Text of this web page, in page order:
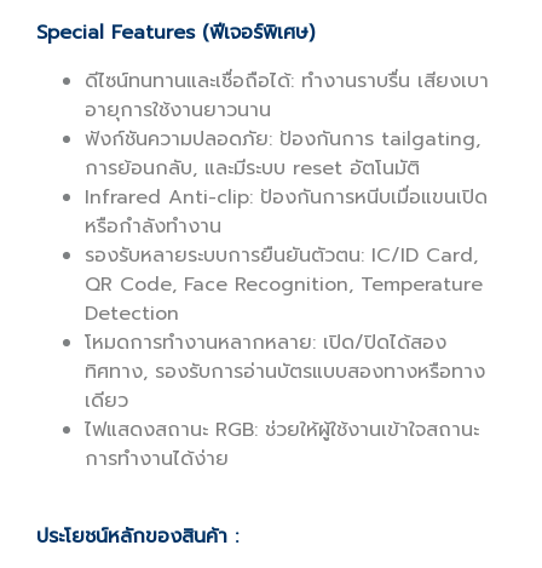
Special Features (ฟีเจอร์พิเศษ)
ดีไซน์ทนทานและเชื่อถือได้: ทำงานราบรื่น เสียงเบา
อายุการใช้งานยาวนาน
ฟังก์ชันความปลอดภัย: ป้องกันการ tailgating,
การย้อนกลับ, และมีระบบ reset อัตโนมัติ
Infrared Anti-clip: ป้องกันการหนีบเมื่อแขนเปิด
หรือกำลังทำงาน
รองรับหลายระบบการยืนยันตัวตน: IC/ID Card,
QR Code, Face Recognition, Temperature
Detection
โหมดการทำงานหลากหลาย: เปิด/ปิดได้สอง
ทิศทาง, รองรับการอ่านบัตรแบบสองทางหรือทาง
เดียว
ไฟแสดงสถานะ RGB: ช่วยให้ผู้ใช้งานเข้าใจสถานะ
การทำงานได้ง่าย
ประโยชน์หลักของสินค้า :